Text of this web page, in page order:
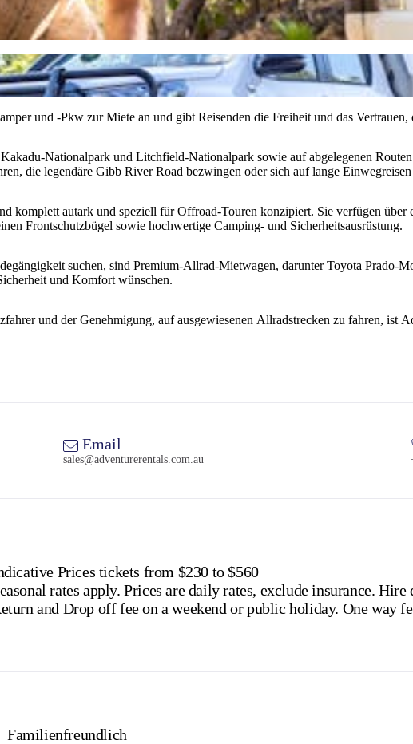
und -Pkw zur Miete an und gibt Reisenden die Freiheit und das Vertrauen,
Nationalpark und Litchfield-Nationalpark sowie auf abgelegenen
die legendäre Gibb River Road bezwingen oder sich auf lange
komplett autark und speziell für Offroad-Touren konzipiert. Sie verfügen
Frontschutzbügel sowie hochwertige Camping- und Sicherheitsausrüstung.
suchen, sind Premium-Allrad-Mietwagen, darunter Toyota Prado-
und Komfort wünschen.
und der Genehmigung, auf ausgewiesenen Allradstrecken zu fahren, ist
Email
sales@adventurerentals.com.au
Prices tickets from $230 to $560
rates apply. Prices are daily rates, exclude insurance.
and Drop off fee on a weekend or public holiday. One way
Familienfreundlich